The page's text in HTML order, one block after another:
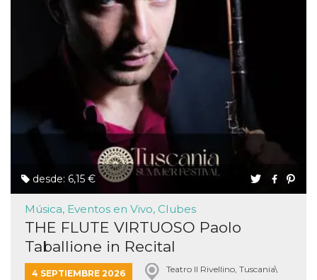
desde: 6,15 €
Música, Eventos en Vivo, Clubes
THE FLUTE VIRTUOSO Paolo
Taballione in Recital
4 SEPTIEMBRE 2026 Teatro Il Rivellino, Tuscania\